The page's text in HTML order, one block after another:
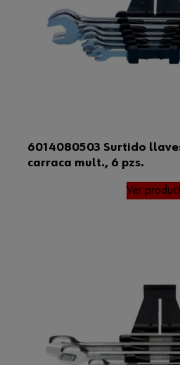
6014080503 Surtido
carraca mult., 6 pzs.
Ver